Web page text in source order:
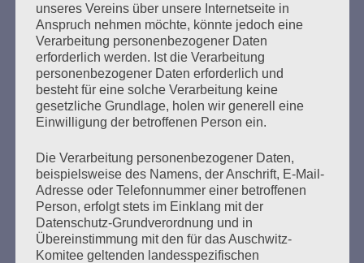
Die Richterin kündigte an, dass es dem Angeklagten
heute nicht so gut gehe. Seine Befragung hielt er gut
durch. Der Faden aus dem letzten Verhandlungstag
wurde wieder aufgenommen. Bruno D. sollte erläutern,
wie er aus Stettin in den Wachdienst im KZ Stutthof kam.
Er habe sich vorgestellt, zur Bewachung von
mehr ...
unseres Vereins über unsere Internetseite in
Anspruch nehmen möchte, könnte jedoch eine
Verarbeitung personenbezogener Daten
erforderlich werden. Ist die Verarbeitung
personenbezogener Daten erforderlich und
besteht für eine solche Verarbeitung keine
gesetzliche Grundlage, holen wir generell eine
Einwilligung der betroffenen Person ein.
Die Verarbeitung personenbezogener Daten,
beispielsweise des Namens, der Anschrift, E-Mail-
Adresse oder Telefonnummer einer betroffenen
Person, erfolgt stets im Einklang mit der
Datenschutz-Grundverordnung und in
Übereinstimmung mit den für das Auschwitz-
Komitee geltenden landesspezifischen